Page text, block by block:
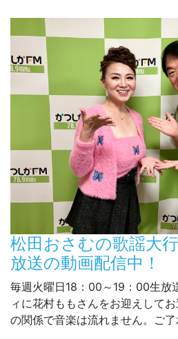
松田おさむの歌謡大
放送の動画配信中！
毎週火曜日18：00～19：00生放
ィに花村ももさんをお迎えして
の関係で音楽は流れません。ご